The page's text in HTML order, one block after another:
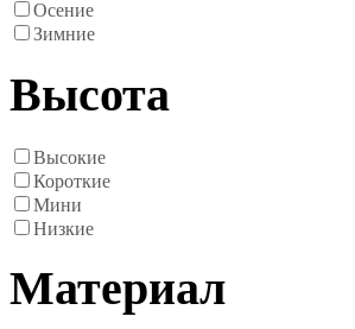
Осение
Зимние
Высота
Высокие
Короткие
Мини
Низкие
Материал